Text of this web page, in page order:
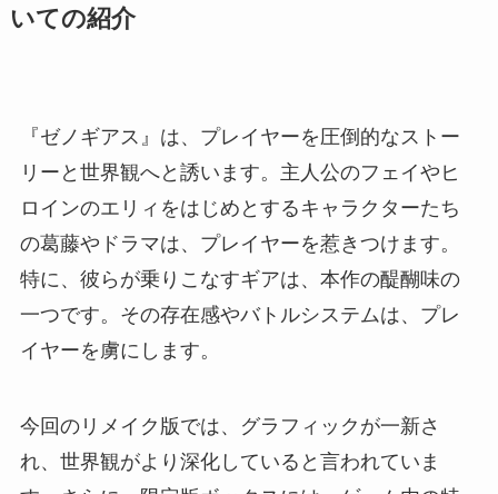
いての紹介
『ゼノギアス』は、プレイヤーを圧倒的なストー
リーと世界観へと誘います。主人公のフェイやヒ
ロインのエリィをはじめとするキャラクターたち
の葛藤やドラマは、プレイヤーを惹きつけます。
特に、彼らが乗りこなすギアは、本作の醍醐味の
一つです。その存在感やバトルシステムは、プレ
イヤーを虜にします。
今回のリメイク版では、グラフィックが一新さ
れ、世界観がより深化していると言われていま